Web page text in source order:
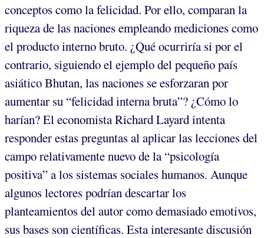
conceptos como la felicidad. Por ello, comparan la
riqueza de las naciones empleando mediciones como
el producto interno bruto. ¿Qué ocurriría si por el
contrario, siguiendo el ejemplo del pequeño país
asiático Bhutan, las naciones se esforzaran por
aumentar su “felicidad interna bruta”? ¿Cómo lo
harían? El economista Richard Layard intenta
responder estas preguntas al aplicar las lecciones del
campo relativamente nuevo de la “psicología
positiva” a los sistemas sociales humanos. Aunque
algunos lectores podrían descartar los
planteamientos del autor como demasiado emotivos,
sus bases son científicas. Esta interesante discusión